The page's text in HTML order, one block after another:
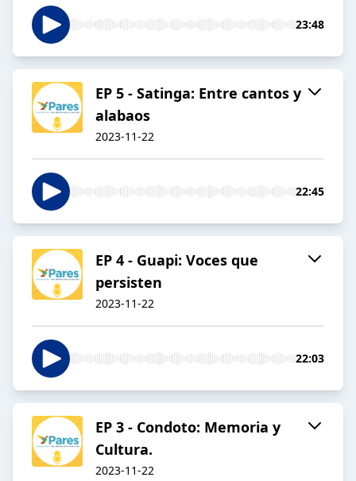
23:48
EP 5 - Satinga: Entre cantos y
alabaos
2023-11-22
22:45
EP 4 - Guapi: Voces que
persisten
2023-11-22
22:03
EP 3 - Condoto: Memoria y
Cultura.
2023-11-22